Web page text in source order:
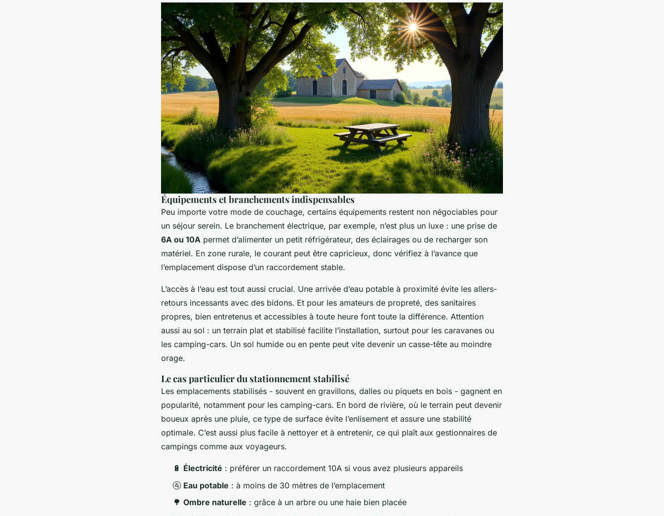
Équipements et branchements indispensables
Peu importe votre mode de couchage, certains équipements restent non négociables pour
un séjour serein. Le branchement électrique, par exemple, n’est plus un luxe : une prise de
6A ou 10A permet d’alimenter un petit réfrigérateur, des éclairages ou de recharger son
matériel. En zone rurale, le courant peut être capricieux, donc vérifiez à l’avance que
l’emplacement dispose d’un raccordement stable.
L’accès à l’eau est tout aussi crucial. Une arrivée d’eau potable à proximité évite les allers-
retours incessants avec des bidons. Et pour les amateurs de propreté, des sanitaires
propres, bien entretenus et accessibles à toute heure font toute la différence. Attention
aussi au sol : un terrain plat et stabilisé facilite l’installation, surtout pour les caravanes ou
les camping-cars. Un sol humide ou en pente peut vite devenir un casse-tête au moindre
orage.
Le cas particulier du stationnement stabilisé
Les emplacements stabilisés - souvent en gravillons, dalles ou piquets en bois - gagnent en
popularité, notamment pour les camping-cars. En bord de rivière, où le terrain peut devenir
boueux après une pluie, ce type de surface évite l’enlisement et assure une stabilité
optimale. C’est aussi plus facile à nettoyer et à entretenir, ce qui plaît aux gestionnaires de
campings comme aux voyageurs.
🔋 Électricité : préférer un raccordement 10A si vous avez plusieurs appareils
🚰 Eau potable : à moins de 30 mètres de l’emplacement
🌳 Ombre naturelle : grâce à un arbre ou une haie bien placée